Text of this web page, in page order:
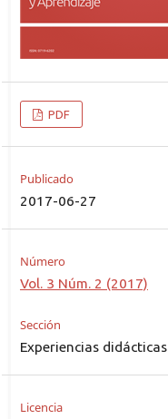
PDF
Publicado
2017-06-27
Número
Vol. 3 Núm. 2 (2017)
Sección
Experiencias didácticas
Licencia